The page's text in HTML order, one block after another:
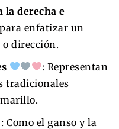
la derecha e
enfatizar un
dirección.
: Representan
tradicionales
: Como el ganso y la